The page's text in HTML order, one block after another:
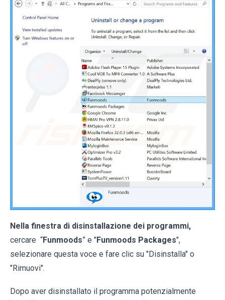
Nella finestra di disinstallazione dei programmi,
cercare “Funmoods” e "Funmoods Packages",
selezionare questa voce e fare clic su "Disinstalla" o
"Rimuovi".
Dopo aver disinstallato il programma potenzialmente